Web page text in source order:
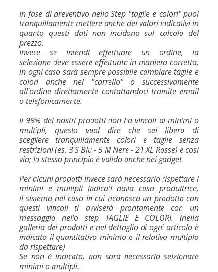
In fase di preventivo nello Step "taglie e colori" puoi
tranquillamente mettere anche dei valori indicativi in
quanto questi dati non incidono sul calcolo del
prezzo.
Invece se intendi effettuare un ordine, la
selezione deve essere effettuata in maniera corretta,
in ogni caso sarà sempre possibile cambiare taglie e
colori anche nel "carrello" o successivamente
all'ordine direttamente contattandoci tramite email
o telefonicamente.
Il 99% dei nostri prodotti non ha vincoli di minimi o
multipli, questo vuol dire che sei libero di
scegliere tranquillamente colori e taglie senza
restrizioni (es. 3 S Blu - 5 M Nere - 21 XL Rosse) e così
via; lo stesso principio è valido anche nei gadget.
Per alcuni prodotti invece sarà necessario rispettare i
minimi e multipli indicati dalla casa produttrice,
il sistema nel caso in cui riconosca un prodotto con
questi vincoli ti avviserà prontamente con un
messaggio nello step TAGLIE E COLORI. (nella
galleria dei prodotti e nel dettaglio di ogni articolo è
indicato il quantitativo minimo e il relativo multiplo
da rispettare)
Se non è indicato, non sarà necessario selzionare
minimi o multipli.